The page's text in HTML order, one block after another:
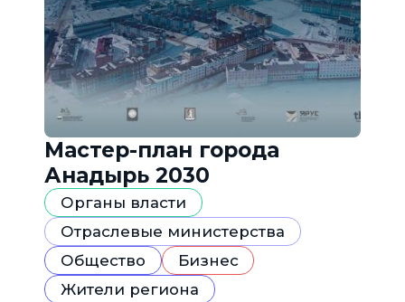
Мастер-план города
Анадырь 2030
Органы власти
Отраслевые министерства
Общество
Бизнес
Жители региона